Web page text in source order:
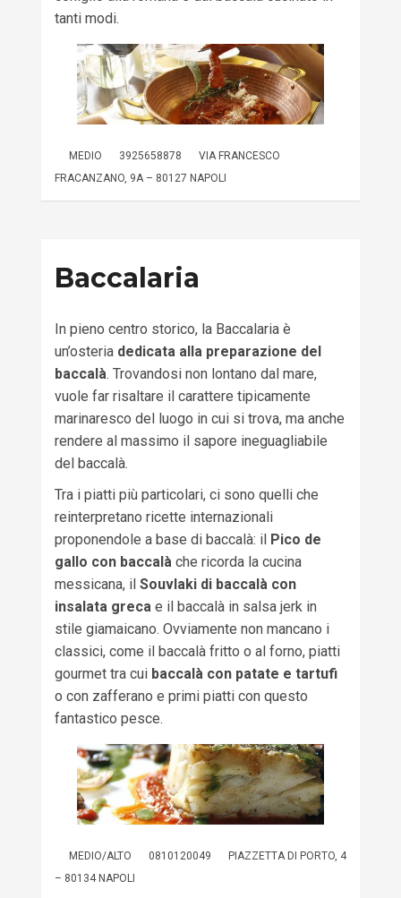
tanti modi.
MEDIO 3925658878
VIA FRANCESCO
FRACANZANO, 9A – 80127 NAPOLI
Baccalaria
In pieno centro storico, la Baccalaria è
un’osteria dedicata alla preparazione del
baccalà. Trovandosi non lontano dal mare,
vuole far risaltare il carattere tipicamente
marinaresco del luogo in cui si trova, ma anche
rendere al massimo il sapore ineguagliabile
del baccalà.
Tra i piatti più particolari, ci sono quelli che
reinterpretano ricette internazionali
proponendole a base di baccalà: il Pico de
gallo con baccalàche ricorda la cucina
messicana, il Souvlaki di baccalà con
insalata grecae il baccalà in salsa jerk in
stile giamaicano. Ovviamente non mancano i
classici, come il baccalà fritto o al forno, piatti
gourmet tra cui baccalà con patate e tartufi
o con zafferano e primi piatti con questo
fantastico pesce.
MEDIO/ALTO 0810120049
PIAZZETTA DI PORTO, 4
– 80134 NAPOLI